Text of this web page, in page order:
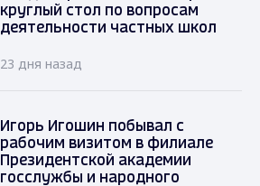
круглый стол по вопросам
деятельности частных школ
23 дня назад
Игорь Игошин побывал с
рабочим визитом в филиале
Президентской академии
госслужбы и народного